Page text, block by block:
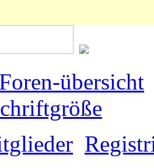
Foren-übersicht